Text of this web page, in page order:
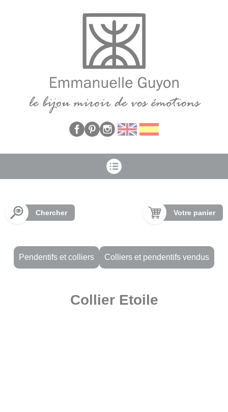
Chercher Votre panier
Pendentifs et colliers Colliers et pendentifs vendus
Collier Etoile